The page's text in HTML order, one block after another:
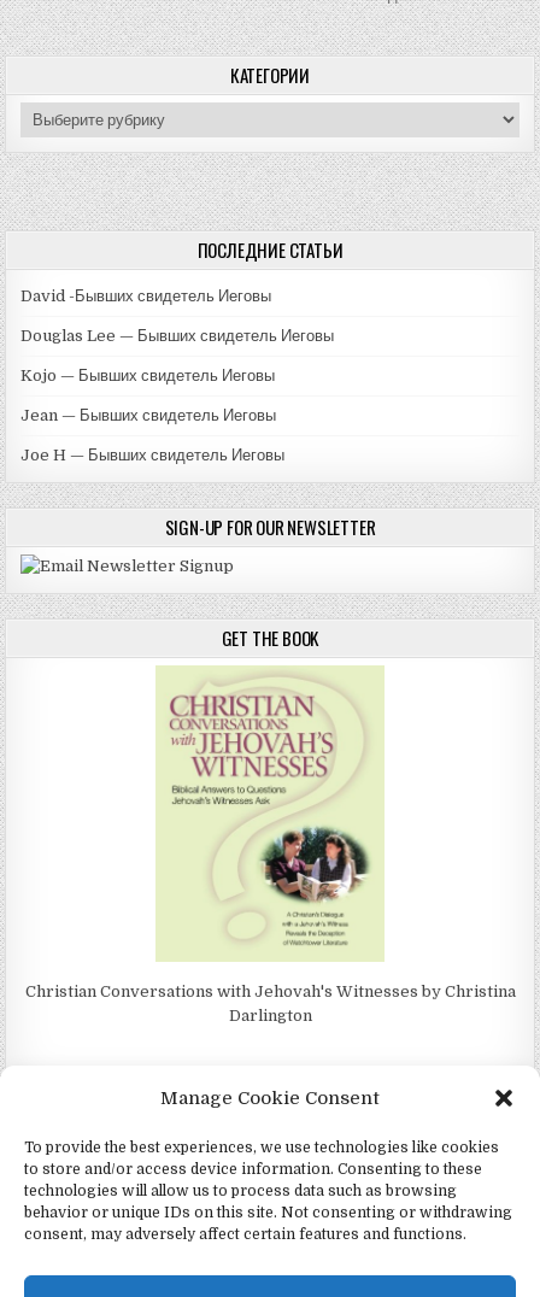
Manage Cookie Consent
To provide the best experiences, we use technologies like cookies
to store and/or access device information. Consenting to these
technologies will allow us to process data such as browsing
behavior or unique IDs on this site. Not consenting or withdrawing
consent, may adversely affect certain features and functions.
КАТЕГОРИИ
Категории
ПОСЛЕДНИЕ СТАТЬИ
David -Бывших свидетель Иеговы
Douglas Lee — Бывших свидетель Иеговы
Kojo — Бывших свидетель Иеговы
Jean — Бывших свидетель Иеговы
Joe H — Бывших свидетель Иеговы
SIGN-UP FOR OUR NEWSLETTER
GET THE BOOK
Christian Conversations with Jehovah's Witnesses by Christina
Darlington
4Jehovah.org - Witnesses for Jesus Inc - Colorado Springs, Co 80949
Дизайн от ThemesDNA.com
Español(Испанский)